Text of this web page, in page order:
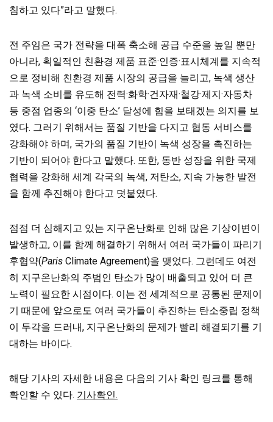
침하고 있다”라고 말했다.
전 주임은 국가 전략을 대폭 축소해 공급 수준을 높일 뿐만
아니라, 획일적인 친환경 제품 표준·인증·표시체계를 지속적
으로 정비해 친환경 제품 시장의 공급을 늘리고, 녹색 생산
과 녹색 소비를 유도해 전력·화학·건자재·철강·제지·자동차
등 중점 업종의 ‘이중 탄소’ 달성에 힘을 보태겠는 의지를 보
였다. 그러기 위해서는 품질 기반을 다지고 협동 서비스를
강화해야 하며, 국가의 품질 기반이 녹색 성장을 촉진하는
기반이 되어야 한다고 말했다. 또한, 동반 성장을 위한 국제
협력을 강화해 세계 각국의 녹색, 저탄소, 지속 가능한 발전
을 함께 추진해야 한다고 덧붙였다.
점점 더 심해지고 있는 지구온난화로 인해 많은 기상이변이
발생하고, 이를 함께 해결하기 위해서 여러 국가들이 파리기
후협약(Paris Climate Agreement)을 맺었다. 그런데도 여전
히 지구온난화의 주범인 탄소가 많이 배출되고 있어 더 큰
노력이 필요한 시점이다. 이는 전 세계적으로 공통된 문제이
기 때문에 앞으로도 여러 국가들이 추진하는 탄소중립 정책
이 두각을 드러내, 지구온난화의 문제가 빨리 해결되기를 기
대하는 바이다.
해당 기사의 자세한 내용은 다음의 기사 확인 링크를 통해
확인할 수 있다. 기사확인.